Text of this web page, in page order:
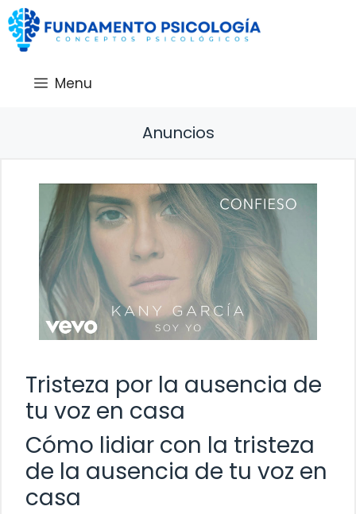
Saltar
al
contenido
Menu
Anuncios
Tristeza por la ausencia de
tu voz en casa
Cómo lidiar con la tristeza
de la ausencia de tu voz en
casa